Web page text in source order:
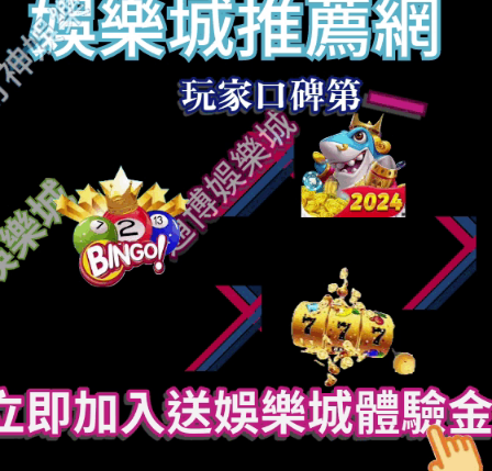
用波比，然則沒用過AD波比，作為AD的話就慣例出裝唄，
攻速/水銀/忍者鞋，依環境定。吸血仗，黃叉，小冰錘，后
期合飲血，紅叉，大冰錘，其實不行來件狂徒。
在平等程度的環境下，鋼鐵的錢，只能靠A兵.AP的打
法，咱們不克不及只望結果，得思量操作性。AP類的出裝
線路：CD鞋 雙多蘭戒 冥火 險惡圣杯 之后可以出2件防
裝。300AP的鋼鐵，已經經很恐懼了。你得保障繼續作戰
本領。
ad出裝，出好鞋子，第一件三項打出成噸危險。第二
件可以思量出冰錘或者狂徒，也能夠持續出輸入科技槍。
第三件出藍盾，第四件無絕，第五件出飲血或者者電刀，
波比出AD裝的晉升比AP裝要高，選擇一些半肉的輸入
裝是最佳的，黑切 三項 冰拳頭 偉人九甲等等。
從實踐下去說，波比是個周全好漢，能上單，能幫
助，能打野，能中單，能AP，能AD，甚至，配個暴力的幫